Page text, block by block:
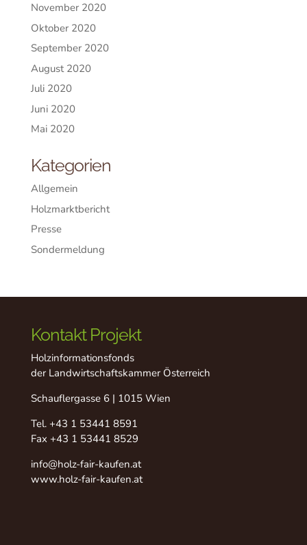
November 2020
Oktober 2020
September 2020
August 2020
Juli 2020
Juni 2020
Mai 2020
Kategorien
Allgemein
Holzmarktbericht
Presse
Sondermeldung
Kontakt Projekt
Holzinformationsfonds
der Landwirtschaftskammer Österreich
Schauflergasse 6 | 1015 Wien
Tel. +43 1 53441 8591
Fax +43 1 53441 8529
info@holz-fair-kaufen.at
www.holz-fair-kaufen.at